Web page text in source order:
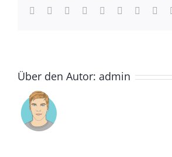
Facebook
TwitterLinkedIn
Reddit Whatsapp
TumblrPinterest
Über den Autor: admin